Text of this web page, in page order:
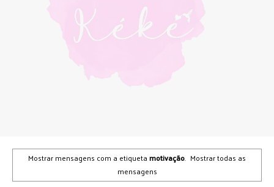
Mostrar mensagens com a etiquetamotivação. Mostrar todas as
mensagens